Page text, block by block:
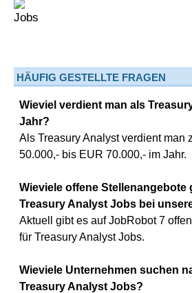
HÄUFIG GESTELLTE FRAGEN
Wieviel verdient man als
Jahr?
Als Treasury Analyst verdient man
50.000,- bis EUR 70.000,- im Jahr.
Wieviele offene Stellenangebote
Treasury Analyst Jobs bei
Aktuell gibt es auf JobRobot 7
für Treasury Analyst Jobs.
Wieviele Unternehmen suchen
Treasury Analyst Jobs?